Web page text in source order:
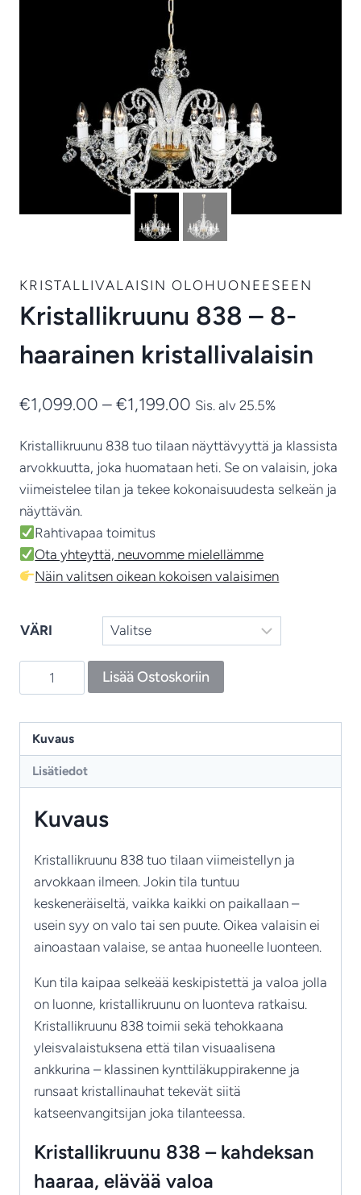
KRISTALLIVALAISIN OLOHUONEESEEN
Kristallikruunu 838 – 8-
haarainen kristallivalaisin
€1,099.00 – €1,199.00 Hintaluokka:
-
€1,199.00
Sis. alv 25.5%
Kristallikruunu 838 tuo tilaan näyttävyyttä ja klassista
arvokkuutta, joka huomataan heti. Se on valaisin, joka
viimeistelee tilan ja tekee kokonaisuudesta selkeän ja
näyttävän.
Rahtivapaa toimitus
Ota yhteyttä, neuvomme mielellämme
Näin valitsen oikean kokoisen valaisimen
VÄRI
Kristallikruunu
838
haarainen
kristallivalaisin
Lisää Ostoskoriin
Kuvaus
Lisätiedot
Kuvaus
Kristallikruunu 838 tuo tilaan viimeistellyn ja
arvokkaan ilmeen. Jokin tila tuntuu
keskeneräiseltä, vaikka kaikki on paikallaan –
usein syy on valo tai sen puute. Oikea valaisin ei
ainoastaan valaise, se antaa huoneelle luonteen.
Kun tila kaipaa selkeää keskipistettä ja valoa jolla
on luonne, kristallikruunu on luonteva ratkaisu.
Kristallikruunu 838 toimii sekä tehokkaana
yleisvalaistuksena että tilan visuaalisena
ankkurina – klassinen kynttiläkuppirakenne ja
runsaat kristallinauhat tekevät siitä
katseenvangitsijan joka tilanteessa.
Kristallikruunu 838 – kahdeksan
haaraa, elävää valoa